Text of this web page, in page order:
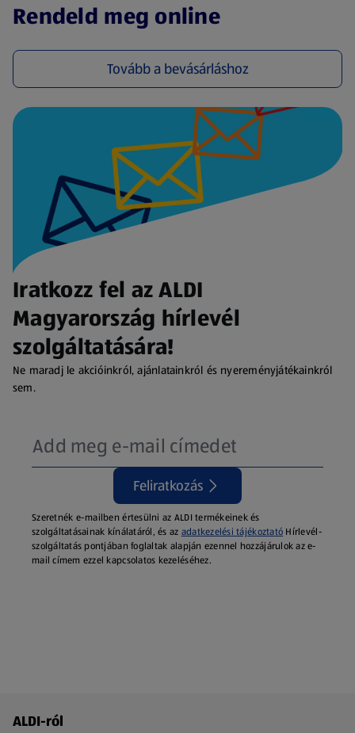
Rendeld meg online
Tovább a bevásárláshoz
(új oldalon nyílik meg)
Iratkozz fel az ALDI
Magyarország hírlevél
szolgáltatására!
Ne maradj le akcióinkról, ajánlatainkról és nyereményjátékainkról
sem.
Feliratkozás
Szeretnék e-mailben értesülni az ALDI termékeinek és
szolgáltatásainak kínálatáról, és az adatkezelési tájékoztató Hírlevél-
szolgáltatás pontjában foglaltak alapján ezennel hozzájárulok az e-
mail címem ezzel kapcsolatos kezeléséhez.
Láblécmenü - további linkek
ALDI-ról